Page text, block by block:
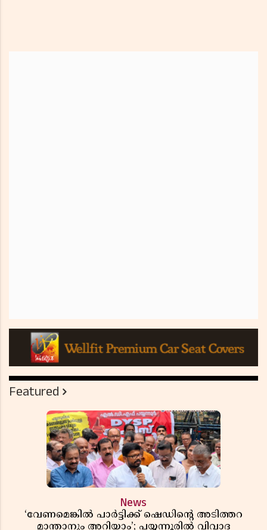
Featured
News
‘വേണമെങ്കിൽ പാർട്ടിക്ക് ഷെഡിൻ്റെ അടിത്തറ
മാന്താനും അറിയാം’; പയ്യന്നൂരിൽ വിവാദ